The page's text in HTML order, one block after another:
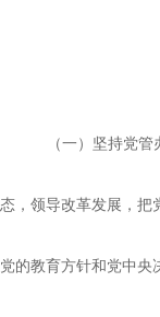
（一）坚持党
态，领导改革发展，把
党的教育方针和党中央